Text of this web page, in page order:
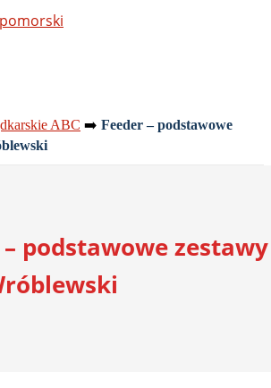
ABC ➡️ Feeder – podstawowe
– podstawowe